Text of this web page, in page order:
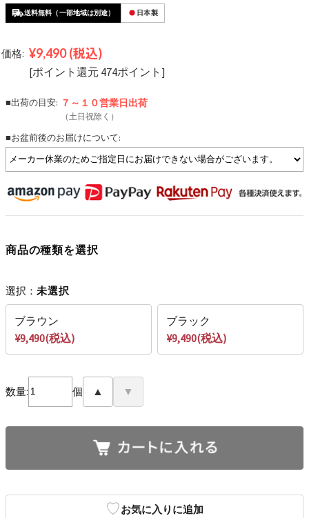
送料無料（一部地域は別途） 日本製
価格: ¥9,490 (税込)
[ポイント還元 474ポイント]
■出荷の目安: ７～１０営業日出荷
（土日祝除く）
■お盆前後のお届けについて:
商品の種類を選択
選択： 未選択
ブラウン
¥9,490(税込)
ブラック
¥9,490(税込)
数量: 個 ▲ ▼
♡お気に入りに追加